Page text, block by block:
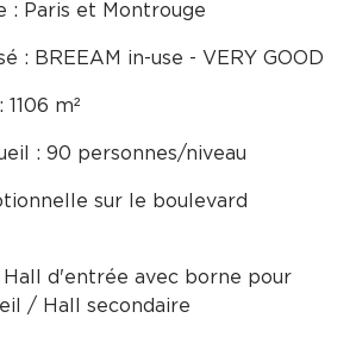
: Paris et Montrouge
: BREEAM in-use - VERY GOOD
m²
: 90 personnes/niveau
sur le boulevard
Hall d'entrée avec borne pour
/ Hall secondaire